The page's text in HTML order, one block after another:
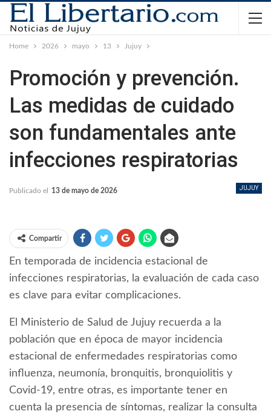
Home 2026 mayo 13 Jujuy
Promoción y prevención.
Las medidas de cuidado
son fundamentales ante
infecciones respiratorias
JUJUY
Publicado el 13 de mayo de 2026
Compartir
En temporada de incidencia estacional de
infecciones respiratorias, la evaluación de cada caso
es clave para evitar complicaciones.
El Ministerio de Salud de Jujuy recuerda a la
población que en época de mayor incidencia
estacional de enfermedades respiratorias como
influenza, neumonía, bronquitis, bronquiolitis y
Covid-19, entre otras, es importante tener en
cuenta la presencia de síntomas, realizar la consulta